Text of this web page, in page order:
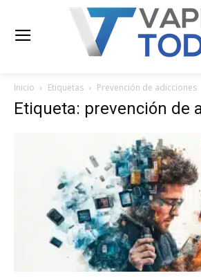
Inicio Etiquetas Prevención de adicciones
Etiqueta: prevención de